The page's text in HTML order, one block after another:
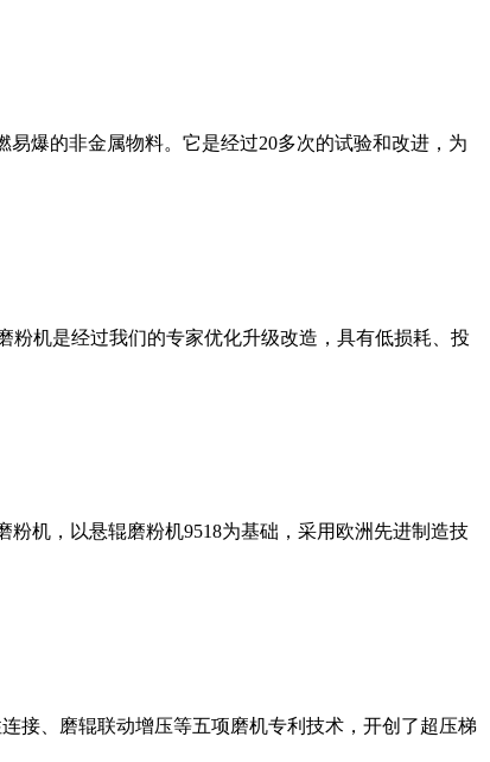
爆的非金属物料。它是经过20多次的试验和改进，为
粉机是经过我们的专家优化升级改造，具有低损耗、投
机，以悬辊磨粉机9518为基础，采用欧洲先进制造技
接、磨辊联动增压等五项磨机专利技术，开创了超压梯